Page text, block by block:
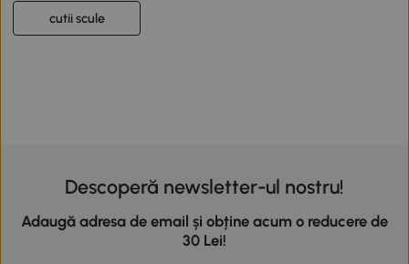
cutii scule
Descoperă newsletter-ul nostru!
Adaugă adresa de email și obține acum o reducere de
30 Lei!